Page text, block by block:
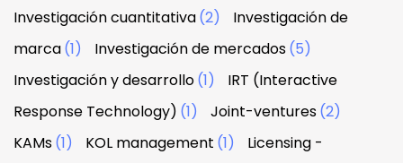
Investigación cuantitativa(2)
Investigación de
marca(1) Investigación de mercados(5)
Investigación y desarrollo(1)
IRT (Interactive
Response Technology) (1) Joint-ventures(2)
KAMs(1) KOL management (1)
Licensing -